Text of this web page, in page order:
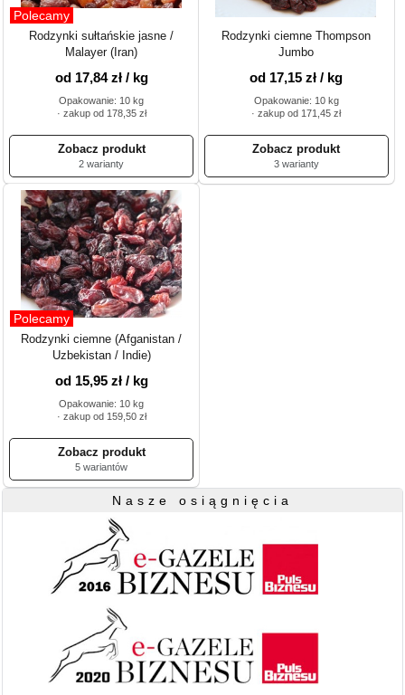
Polecamy
Rodzynki sułtańskie jasne /
Malayer (Iran)
od 17,84 zł / kg
Opakowanie: 10 kg
· zakup od 178,35 zł
2 warianty
Rodzynki ciemne Thompson
Jumbo
od 17,15 zł / kg
Opakowanie: 10 kg
· zakup od 171,45 zł
3 warianty
Polecamy
Rodzynki ciemne (Afganistan /
Uzbekistan / Indie)
od 15,95 zł / kg
Opakowanie: 10 kg
· zakup od 159,50 zł
5 wariantów
Nasze osiągnięcia